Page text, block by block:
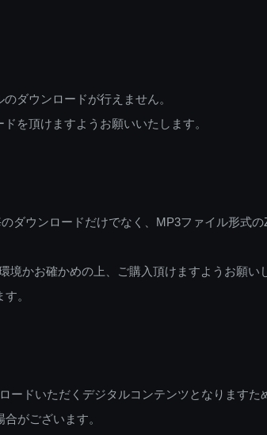
ダウンロードが行えません。
を頂けますようお願いいたします。
ウンロードだけでなく、MP3ファイル形式の
かお確かめの上、ご購入頂けますようお願い
。
ドいただくデジタルコンテンツとなりますた
がございます。